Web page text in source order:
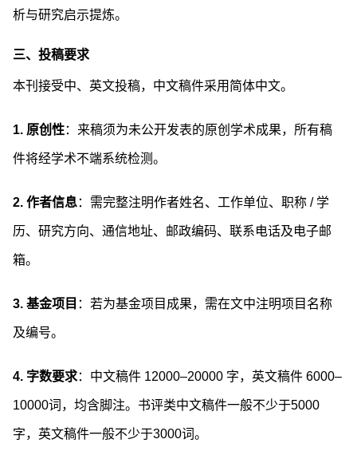
析与研究启示提炼。
三、投稿要求
本刊接受中、英文投稿，中文稿件采用简体中文。
1. 原创性：来稿须为未公开发表的原创学术成果，所有稿
件将经学术不端系统检测。
2. 作者信息：需完整注明作者姓名、工作单位、职称 / 学
历、研究方向、通信地址、邮政编码、联系电话及电子邮
箱。
3. 基金项目 ：若为基金项目成果，需在文中注明项目名称
及编号。
4. 字数要求：中文稿件 12000–20000 字，英文稿件 6000–
10000词，均含脚注。书评类中文稿件一般不少于5000
字，英文稿件一般不少于3000词。